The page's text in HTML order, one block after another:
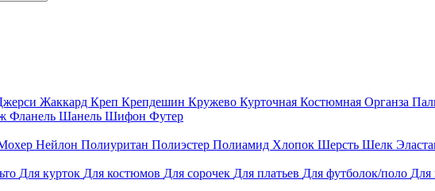
Жаккард Креп Крепдешин Кружево Курточная Костюмная Органза
Фланель Шанель Шифон Футер
Нейлон Полиуритан Полиэстер Полиамид Хлопок Шерсть Шелк
Для курток Для костюмов Для сорочек Для платьев Для футболок/поло Для